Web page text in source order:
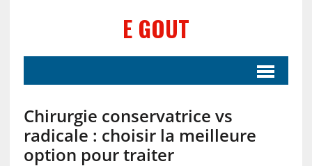
E GOUT
Chirurgie conservatrice vs
radicale : choisir la meilleure
option pour traiter